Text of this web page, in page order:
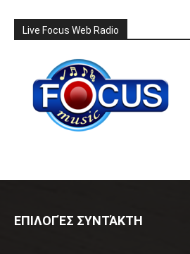
Live Focus Web Radio
ΕΠΙΛΟΓΈΣ ΣΥΝΤΆΚΤΗ